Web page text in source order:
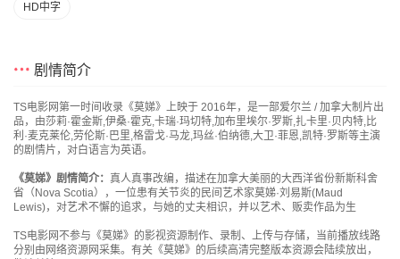
HD中字
剧情简介
TS电影网第一时间收录《莫娣》上映于 2016年，是一部爱尔兰 / 加拿大制片出
品，由莎莉·霍金斯,伊桑·霍克,卡瑞·玛切特,加布里埃尔·罗斯,扎卡里·贝内特,比
利·麦克莱伦,劳伦斯·巴里,格雷戈·马龙,玛丝·伯纳德,大卫·菲恩,凯特·罗斯等主演
的剧情片，对白语言为英语。
《莫娣》剧情简介： 真人真事改编，描述在加拿大美丽的大西洋省份新斯科舍
省（Nova Scotia），一位患有关节炎的民间艺术家莫娣·刘易斯(Maud
Lewis)，对艺术不懈的追求，与她的丈夫相识，并以艺术、贩卖作品为生
TS电影网不参与《莫娣》的影视资源制作、录制、上传与存储，当前播放线路
分别由网络资源网采集。有关《莫娣》的后续高清完整版本资源会陆续放出，